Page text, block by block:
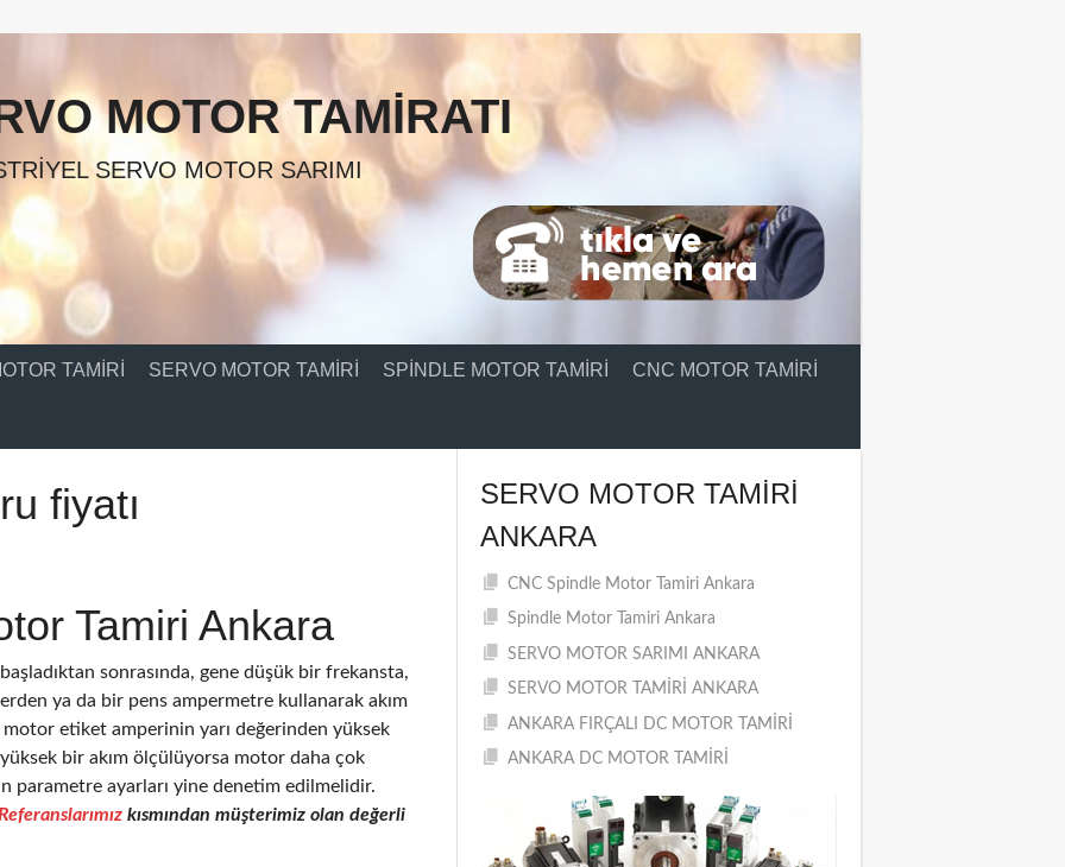
MOTOR TAMIRATI
SERVO MOTOR SARIMI
TAMIRI SERVO MOTOR TAMIRI SPINDLE MOTOR TAMIRI CNC MOTOR TAMIRI
fiyatı
Tamiri Ankara
sonrasında, gene düşük bir frekansta,
ya da bir pens ampermetre kullanarak akım
motor etiket amperinin yarı değerinden yüksek
yüksek bir akım ölçülüyorsa motor daha çok
parametre ayarları yine denetim edilmelidir.
kısmından müşterimiz olan değerli
SERVO MOTOR TAMIRI
ANKARA
CNC Spindle Motor Tamiri Ankara
Spindle Motor Tamiri Ankara
SERVO MOTOR SARIMI ANKARA
SERVO MOTOR TAMİRİ ANKARA
ANKARA FIRÇALI DC MOTOR TAMİRİ
ANKARA DC MOTOR TAMİRİ